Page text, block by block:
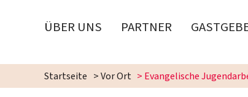
ÜBER UNS PARTNER
Startseite >Vor Ort > Evangelische